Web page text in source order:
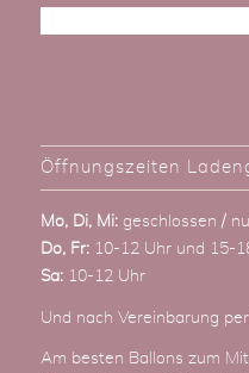
Öffnungszeiten
Mo, Di, Mi:geschlossen /
Do, Fr:10-12 Uhr und 15-
Sa:10-12 Uhr
Und nach Vereinbarung
Am besten Ballons zum